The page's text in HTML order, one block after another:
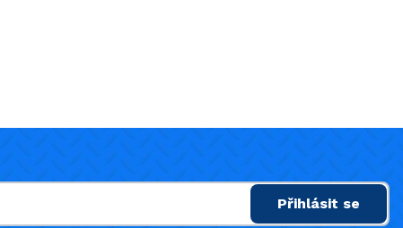
Přihlásit se